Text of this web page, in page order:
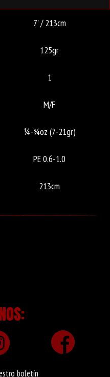
7' / 213cm
125gr
1
M/F
¼-¾oz (7-21gr)
PE 0.6-1.0
213cm
boletín